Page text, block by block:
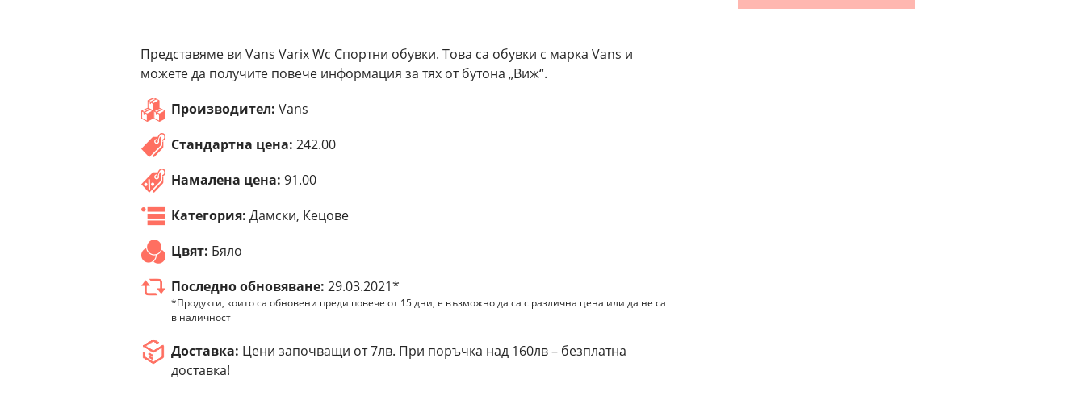
Представяме ви Vans Varix Wc Спортни обувки. Това са обувки с марка Vans и
можете да получите повече информация за тях от бутона „Виж“.
Производител: Vans
Стандартна цена: 242.00
Намалена цена: 91.00
Категория: Дамски, Кецове
Цвят: Бяло
Последно обновяване: 29.03.2021*
*Продукти, които са обновени преди повече от 15 дни, е възможно да са с различна цена или да не са
в наличност
Доставка: Цени започващи от 7лв. При поръчка над 160лв – безплатна
доставка!